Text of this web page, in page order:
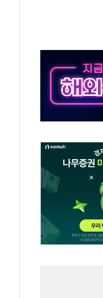
날 참석..."국제적 시민 연대로
해 10대 아들 체포
아친 정청래…제주 연설서 신